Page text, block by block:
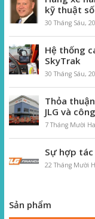
kỹ thuật số
30 Tháng Sáu,
Hệ thống
SkyTrak
30 Tháng Sáu,
Thỏa
JLG và
7 Tháng Mười
Sự hợp tác
22 Tháng Mười
Sản phẩm